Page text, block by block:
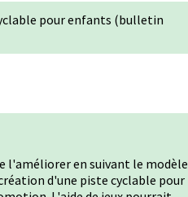
pour enfants (bulletin
l'améliorer en suivant le modèle
d'une piste cyclable pour